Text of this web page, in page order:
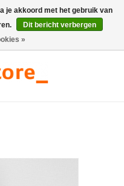
0 Artikelen - €0,00
je akkoord met het gebruik van
Dit bericht verbergen
»